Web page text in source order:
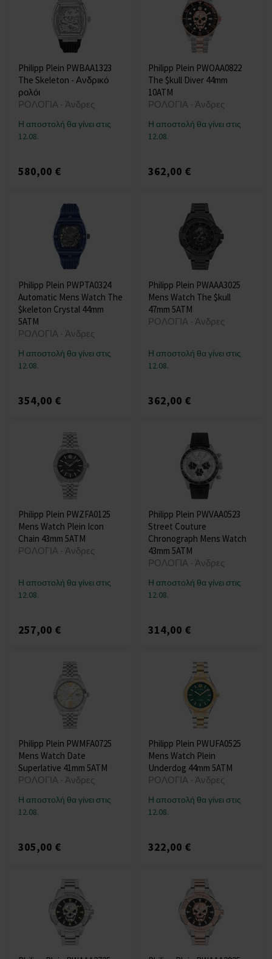
Philipp Plein PWBAA1323
The Skeleton - Ανδρικό
ρολόι
ΡΟΛΟΓΙΑ - Άνδρες
Η αποστολή θα γίνει στις
12.08.
580,00 €
Philipp Plein PWOAA0822
The $kull Diver 44mm
10ATM
ΡΟΛΟΓΙΑ - Άνδρες
Η αποστολή θα γίνει στις
12.08.
362,00 €
Philipp Plein PWPTA0324
Automatic Mens Watch The
$keleton Crystal 44mm
5ATM
ΡΟΛΟΓΙΑ - Άνδρες
Η αποστολή θα γίνει στις
12.08.
354,00 €
Philipp Plein PWAAA3025
Mens Watch The $kull
47mm 5ATM
ΡΟΛΟΓΙΑ - Άνδρες
Η αποστολή θα γίνει στις
12.08.
362,00 €
Philipp Plein PWZFA0125
Mens Watch Plein Icon
Chain 43mm 5ATM
ΡΟΛΟΓΙΑ - Άνδρες
Η αποστολή θα γίνει στις
12.08.
257,00 €
Philipp Plein PWVAA0523
Street Couture
Chronograph Mens Watch
43mm 5ATM
ΡΟΛΟΓΙΑ - Άνδρες
Η αποστολή θα γίνει στις
12.08.
314,00 €
Philipp Plein PWMFA0725
Mens Watch Date
Superlative 41mm 5ATM
ΡΟΛΟΓΙΑ - Άνδρες
Η αποστολή θα γίνει στις
12.08.
305,00 €
Philipp Plein PWUFA0525
Mens Watch Plein
Underdog 44mm 5ATM
ΡΟΛΟΓΙΑ - Άνδρες
Η αποστολή θα γίνει στις
12.08.
322,00 €